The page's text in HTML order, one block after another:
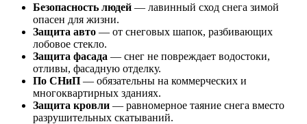
Безопасность людей — лавинный сход снега зимой
опасен для жизни.
Защита авто — от снеговых шапок, разбивающих
лобовое стекло.
Защита фасада — снег не повреждает водостоки,
отливы, фасадную отделку.
По СНиП — обязательны на коммерческих и
многоквартирных зданиях.
Защита кровли — равномерное таяние снега вместо
разрушительных скатываний.